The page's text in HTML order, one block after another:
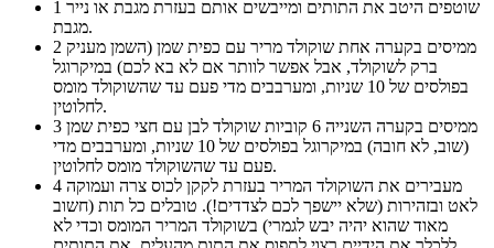
1
מגבת.
2
ברק לשוקולד, אבל אפשר לוותר אם לא בא לכם) במיקרוגל
בפולסים של 10 שניות, ומערבבים מדי פעם עד שהשוקולד מומס
לחלוטין.
3
(שוב, לא חובה) במיקרוגל בפולסים של 10 שניות, ומערבבים מדי
פעם עד שהשוקולד מומס לחלוטין.
4
לאט ובזהירות (שלא יישפך לכם לצדדים!). טובלים כל תות (חשוב
מאוד שהוא יהיה יבש לגמרי) בשוקולד המריר המומס וכדי לא